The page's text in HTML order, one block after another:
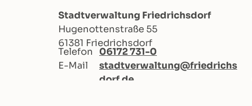
Stadtverwaltung Friedrichsdorf
Hugenottenstraße 55
61381 Friedrichsdorf
Telefon
06172 731-0
E-Mail
stadtverwaltung@friedrichs
dorf.de